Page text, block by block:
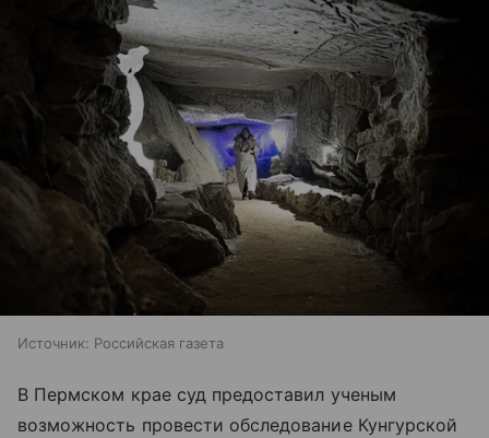
Источник: Российская газета
В Пермском крае суд предоставил ученым
возможность провести обследование Кунгурской